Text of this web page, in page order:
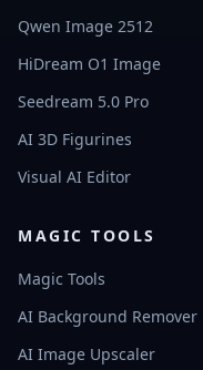
Qwen Image 2512
HiDream O1 Image
Seedream 5.0 Pro
AI 3D Figurines
Visual AI Editor
MAGIC TOOLS
Magic Tools
AI Background Remover
AI Image Upscaler